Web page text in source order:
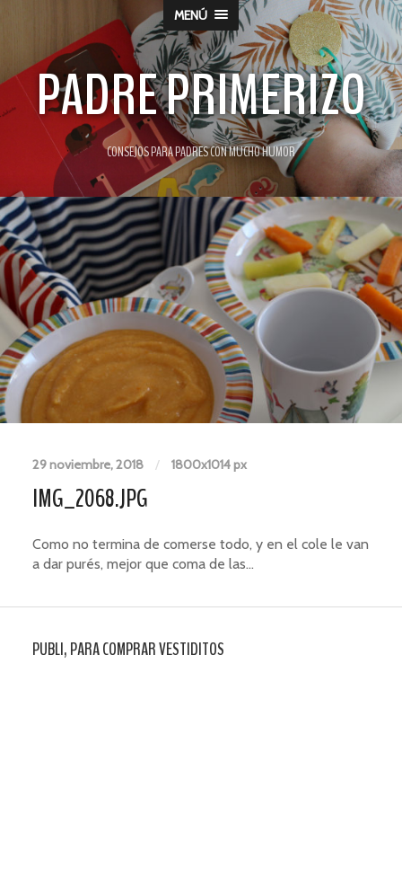
MENÚ
PADRE PRIMERIZO
CONSEJOS PARA PADRES CON MUCHO HUMOR
29 noviembre, 2018 / 1800x1014 px
IMG_2068.JPG
Como no termina de comerse todo, y en el cole le van
a dar purés, mejor que coma de las…
PUBLI, PARA COMPRAR VESTIDITOS